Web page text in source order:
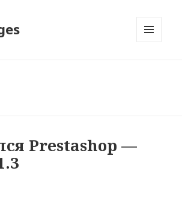
Prestashop —